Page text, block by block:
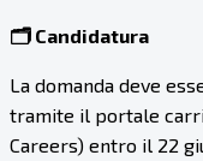
🗂️ Candidatura
La domanda deve
tramite il portale
Careers) entro il 22